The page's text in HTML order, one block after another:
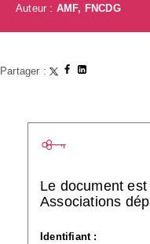
Auteur : AMF, FNCDG
Partager :
Le document
Associations
Identifiant :